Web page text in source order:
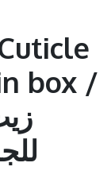
box /